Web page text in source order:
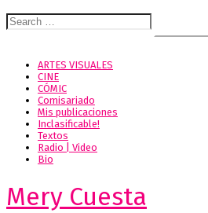
Search
for:
ARTES VISUALES
CINE
CÓMIC
Comisariado
Mis publicaciones
Inclasificable!
Textos
Radio | Video
Bio
Mery Cuesta